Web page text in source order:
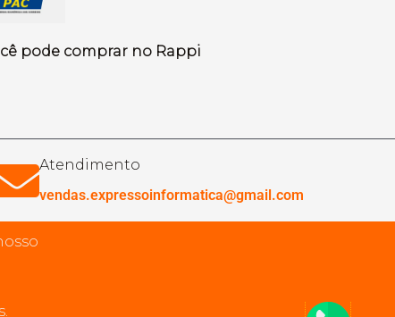
pode comprar no Rappi
Atendimento
vendas.expressoinformatica@gmail.com